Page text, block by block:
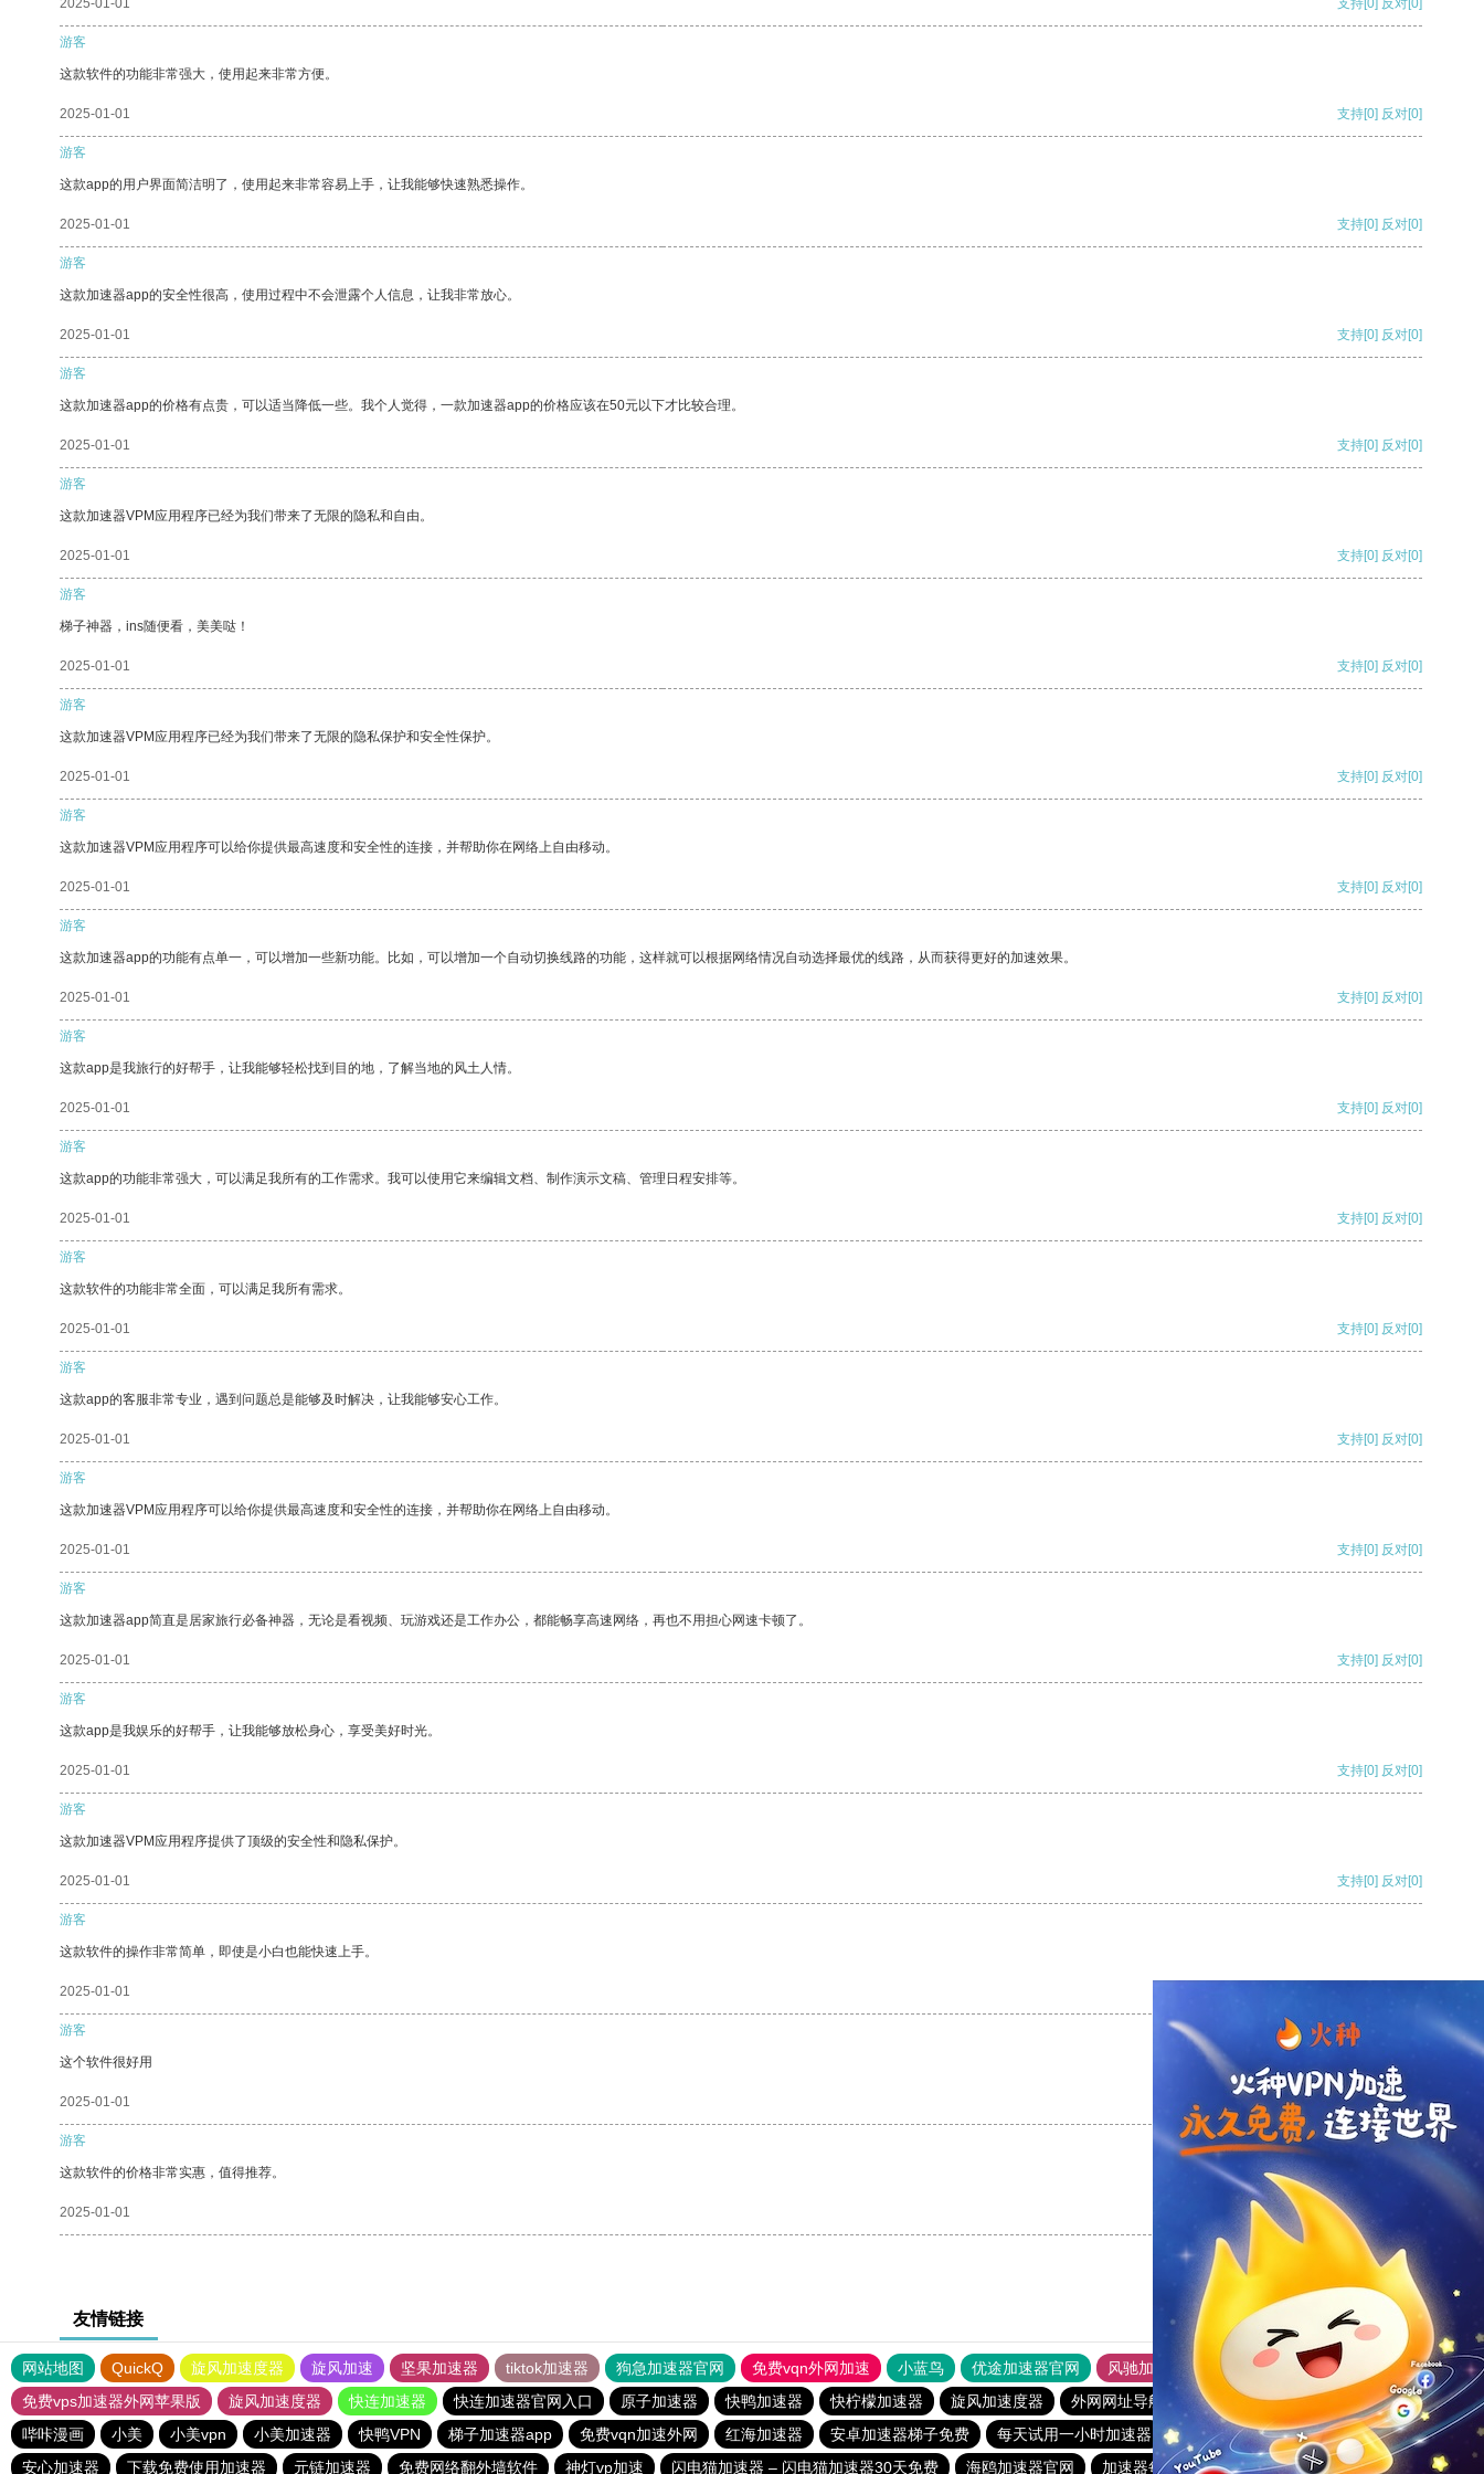
2025-01-01 支持 [0] 反对 [0]
游客
这款软件的功能非常强大，使用起来非常方便。
2025-01-01 支持[0] 反对[0]
游客
这款app的用户界面简洁明了，使用起来非常容易上手，让我能够快速熟悉操作。
2025-01-01 支持[0] 反对[0]
游客
这款加速器app的安全性很高，使用过程中不会泄露个人信息，让我非常放心。
2025-01-01 支持[0] 反对[0]
游客
这款加速器app的价格有点贵，可以适当降低一些。我个人觉得，一款加速器app的价格应该在50元以下才比较合理。
2025-01-01 支持[0] 反对[0]
游客
这款加速器VPM应用程序已经为我们带来了无限的隐私和自由。
2025-01-01 支持[0] 反对[0]
游客
梯子神器，ins随便看，美美哒！
2025-01-01 支持[0] 反对[0]
游客
这款加速器VPM应用程序已经为我们带来了无限的隐私保护和安全性保护。
2025-01-01 支持[0] 反对[0]
游客
这款加速器VPM应用程序可以给你提供最高速度和安全性的连接，并帮助你在网络上自由移动。
2025-01-01 支持[0] 反对[0]
游客
这款加速器app的功能有点单一，可以增加一些新功能。比如，可以增加一个自动切换线路的功能，这样就可以根据网络情况自动选择最优的线路，从而获得更好的加速效果。
2025-01-01 支持[0] 反对[0]
游客
这款app是我旅行的好帮手，让我能够轻松找到目的地，了解当地的风土人情。
2025-01-01 支持[0] 反对[0]
游客
这款app的功能非常强大，可以满足我所有的工作需求。我可以使用它来编辑文档、制作演示文稿、管理日程安排等。
2025-01-01 支持[0] 反对[0]
游客
这款软件的功能非常全面，可以满足我所有需求。
2025-01-01 支持[0] 反对[0]
游客
这款app的客服非常专业，遇到问题总是能够及时解决，让我能够安心工作。
2025-01-01 支持[0] 反对[0]
游客
这款加速器VPM应用程序可以给你提供最高速度和安全性的连接，并帮助你在网络上自由移动。
2025-01-01 支持[0] 反对[0]
游客
这款加速器app简直是居家旅行必备神器，无论是看视频、玩游戏还是工作办公，都能畅享高速网络，再也不用担心网速卡顿了。
2025-01-01 支持[0] 反对[0]
游客
这款app是我娱乐的好帮手，让我能够放松身心，享受美好时光。
2025-01-01 支持[0] 反对[0]
游客
这款加速器VPM应用程序提供了顶级的安全性和隐私保护。
2025-01-01 支持[0] 反对[0]
游客
这款软件的操作非常简单，即使是小白也能快速上手。
2025-01-01
游客
这个软件很好用
2025-01-01 支持 [0] 反对 [0]
游客
这款软件的价格非常实惠，值得推荐。
2025-01-01 支持
友情链接
网站地图 QuickQ 旋风加速度器 旋风加速 坚果加速器 tiktok加速器 狗急加速器官网 免费vqn外网加速 小蓝鸟 优途加速器官网 风驰加速器
旋风加速器
免费vps加速器外网苹果版
旋风加速度器 快连加速器 快连加速器官网入口 原子加速器 快鸭加速器 快柠檬加速器 旋风加速度器 外网网址导航 软件中心 雷霆加速
狂飙加速器
哔咔漫画
小美 小美vpn 小美加速器 快鸭VPN 梯子加速器app 免费vqn加速外网 红海加速器 安卓加速器梯子免费 每天试用一小时加速器 雷霆加器速
魔法梯子加速器
安心加速器
下载免费使用加速器 元链加速器 免费网络翻外墙软件 神灯vp加速 闪电猫加速器 – 闪电猫加速器30天免费 海鸥加速器官网 加速器每日免费 黑洞加速官网